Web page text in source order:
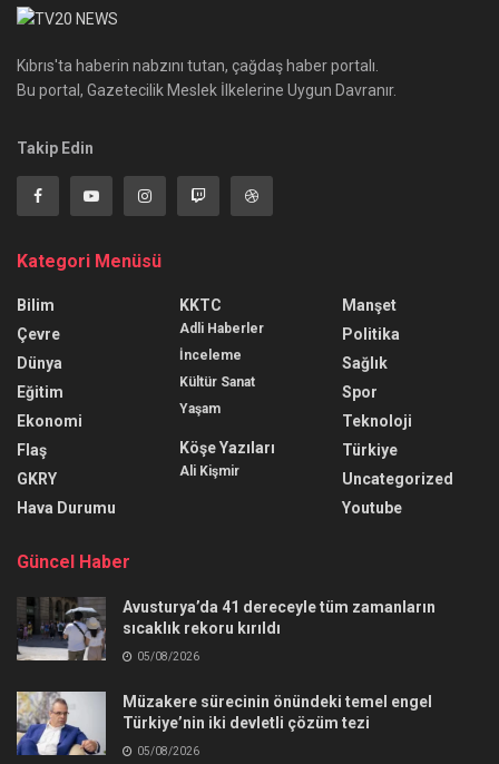
Kıbrıs'ta haberin nabzını tutan, çağdaş haber portalı.
Bu portal, Gazetecilik Meslek İlkelerine Uygun Davranır.
Takip Edin
Kategori Menüsü
Bilim
Çevre
Dünya
Eğitim
Ekonomi
Flaş
GKRY
Hava Durumu
KKTC
Adli Haberler
İnceleme
Kültür Sanat
Yaşam
Köşe Yazıları
Ali Kişmir
Manşet
Politika
Sağlık
Spor
Teknoloji
Türkiye
Uncategorized
Youtube
Güncel Haber
Avusturya’da 41 dereceyle tüm zamanların
sıcaklık rekoru kırıldı
05/08/2026
Müzakere sürecinin önündeki temel engel
Türkiye’nin iki devletli çözüm tezi
05/08/2026